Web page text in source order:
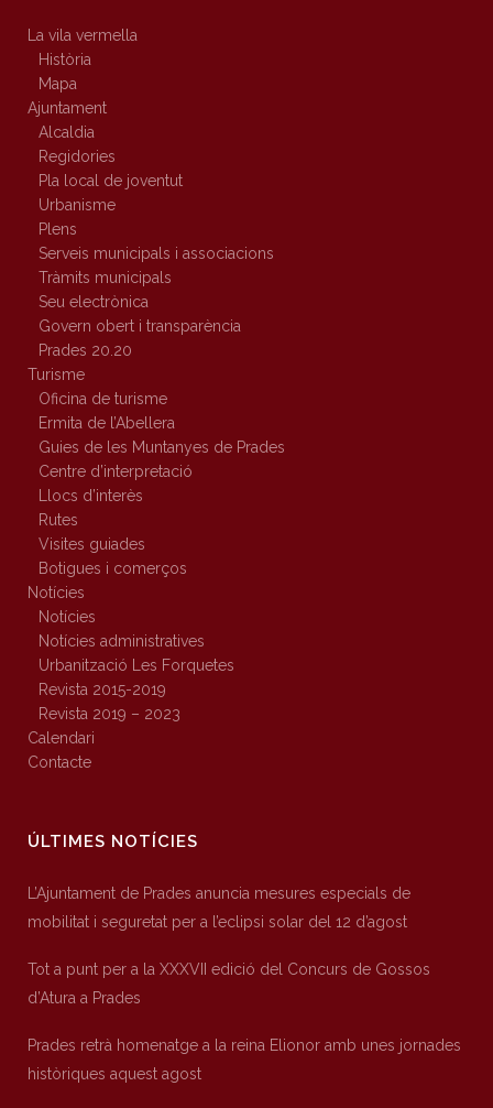
La vila vermella
Història
Mapa
Ajuntament
Alcaldia
Regidories
Pla local de joventut
Urbanisme
Plens
Serveis municipals i associacions
Tràmits municipals
Seu electrònica
Govern obert i transparència
Prades 20.20
Turisme
Oficina de turisme
Ermita de l’Abellera
Guies de les Muntanyes de Prades
Centre d’interpretació
Llocs d’interès
Rutes
Visites guiades
Botigues i comerços
Notícies
Notícies
Notícies administratives
Urbanització Les Forquetes
Revista 2015-2019
Revista 2019 – 2023
Calendari
Contacte
ÚLTIMES NOTÍCIES
L’Ajuntament de Prades anuncia mesures especials de
mobilitat i seguretat per a l’eclipsi solar del 12 d’agost
Tot a punt per a la XXXVII edició del Concurs de Gossos
d’Atura a Prades
Prades retrà homenatge a la reina Elionor amb unes jornades
històriques aquest agost